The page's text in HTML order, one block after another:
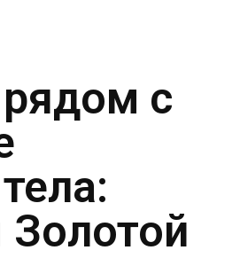
с
Золотой